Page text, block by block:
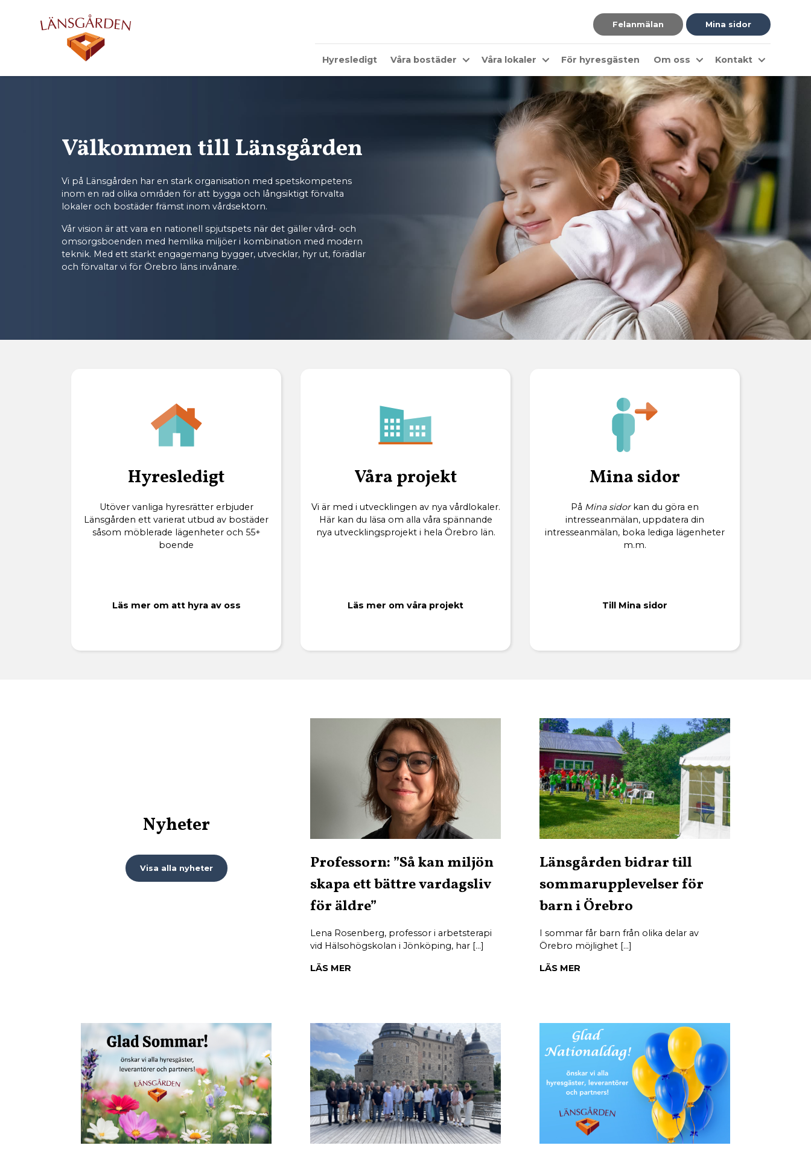
Felanmälan Mina sidor
Hyresledigt Våra bostäder Våra lokaler För hyresgästen Om oss Kontakt
Välkommen till Länsgården
Vi på Länsgården har en stark organisation med spetskompetens
inom en rad olika områden för att bygga och långsiktigt förvalta
lokaler och bostäder främst inom vårdsektorn.
Vår vision är att vara en nationell spjutspets när det gäller vård- och
omsorgsboenden med hemlika miljöer i kombination med modern
teknik. Med ett starkt engagemang bygger, utvecklar, hyr ut, förädlar
och förvaltar vi för Örebro läns invånare.
Hyresledigt
Utöver vanliga hyresrätter erbjuder
Länsgården ett varierat utbud av bostäder
såsom möblerade lägenheter och 55+
boende
Läs mer om att hyra av oss
Våra projekt
Vi är med i utvecklingen av nya vårdlokaler.
Här kan du läsa om alla våra spännande
nya utvecklingsprojekt i hela Örebro län.
Läs mer om våra projekt
Mina sidor
På Mina sidorkan du göra en
intresseanmälan, uppdatera din
intresseanmälan, boka lediga lägenheter
m.m.
Till Mina sidor
Nyheter
Visa alla nyheter
Professorn: ”Så kan miljön
skapa ett bättre vardagsliv
för äldre”
Lena Rosenberg, professor i arbetsterapi
vid Hälsohögskolan i Jönköping, har […]
LÄS MER
Länsgården bidrar till
sommarupplevelser för
barn i Örebro
I sommar får barn från olika delar av
Örebro möjlighet […]
LÄS MER